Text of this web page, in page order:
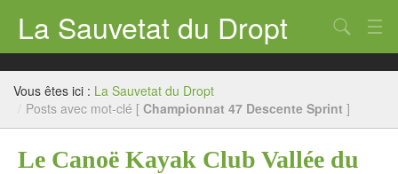
La Sauvetat du Dropt
Accueil
Mairie
Chercher
Vous êtes ici : La Sauvetat du Dropt
/ Posts avec mot-clé [ Championnat 47 Descente Sprint ]
Le Canoë Kayak Club Vallée du